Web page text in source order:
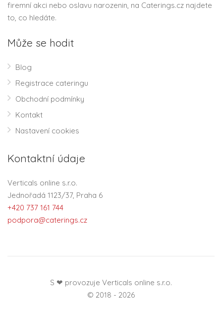
firemní akci nebo oslavu narozenin, na Caterings.cz najdete
to, co hledáte.
Může se hodit
Blog
Registrace cateringu
Obchodní podmínky
Kontakt
Nastavení cookies
Kontaktní údaje
Verticals online s.r.o.
Jednořadá 1123/37, Praha 6
+420 737 161 744
podpora@caterings.cz
S ❤ provozuje Verticals online s.r.o.
© 2018 - 2026